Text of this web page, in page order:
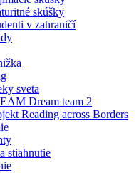
skúšky
v zahraničí
sveta
Dream team 2
Reading across Borders
stiahnutie